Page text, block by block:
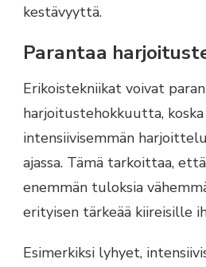
kestävyyttä.
Parantaa
Erikoistekniikat voivat
harjoitustehokkuutta,
intensiivisemmän
ajassa. Tämä tarkoittaa,
enemmän tuloksia
erityisen tärkeää kiireisille
Esimerkiksi lyhyet,